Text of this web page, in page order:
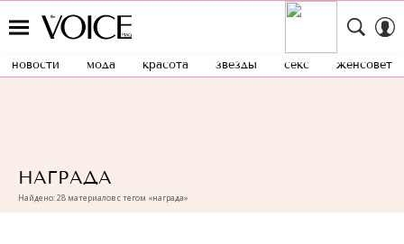
новости мода красота звезды секс женсовет
НАГРАДА
Найдено: 28 материалов с тегом «награда»